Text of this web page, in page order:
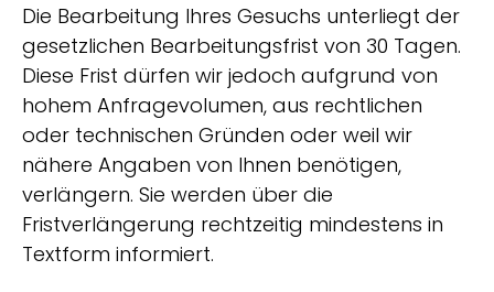
Die Bearbeitung Ihres Gesuchs unterliegt der
gesetzlichen Bearbeitungsfrist von 30 Tagen.
Diese Frist dürfen wir jedoch aufgrund von
hohem Anfragevolumen, aus rechtlichen
oder technischen Gründen oder weil wir
nähere Angaben von Ihnen benötigen,
verlängern. Sie werden über die
Fristverlängerung rechtzeitig mindestens in
Textform informiert.